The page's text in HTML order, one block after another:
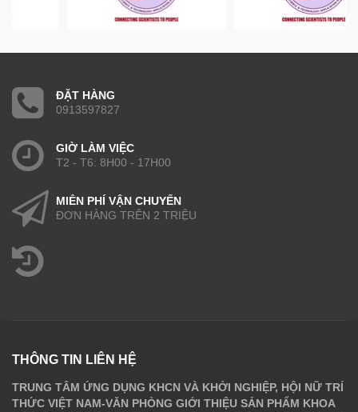
ĐẶT HÀNG
0913597827
GIỜ LÀM VIỆC
T2 - T6: 8H00 - 17H00
MIỄN PHÍ VẬN CHUYỂN
ĐƠN HÀNG TRÊN 2 TRIỆU
THÔNG TIN LIÊN HỆ
TRUNG TÂM ỨNG DỤNG KHCN VÀ KHỞI NGHIỆP, HỘI NỮ TRÍ
THỨC VIỆT NAM-VĂN PHÒNG GIỚI THIỆU SẢN PHẨM KHOA